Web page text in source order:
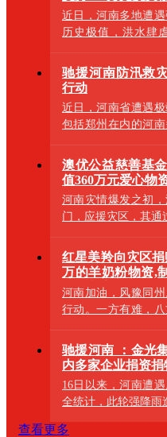
近日，河南多地遭
历史极值，洪水肆
驰援河南防汛救
行动
近日，河南省遭遇极
包括郑州在内的河
和财产损失
澳优公益慈善基
值360万元爱心物
建
河南灾情爆发之初
门，应援灾区，其通
红星美羚向灾区捐
万的羊奶粉物资,
捐赠方案
河南加油，风豫同
行动。一方有难，
民的密切关
驰援河南 ：金光
内多家企业捐资捐
16日以来，河南遭
全统计，此轮强降雨
查看更多